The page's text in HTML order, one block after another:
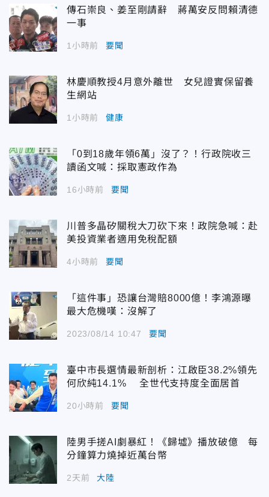
傳石崇良、姜至剛請辭 蔣萬安反問賴清德
一事
1小時前 要聞
林慶順教授4月意外離世 女兒證實保留養
生網站
1小時前 健康
「0到18歲年領6萬」沒了？！行政院收三
讀函文喊：採取憲政作為
16小時前 要聞
川普多晶矽關稅大刀砍下來！政院急喊：赴
美投資業者適用免稅配額
4小時前 要聞
「這件事」恐讓台灣賠8000億！李鴻源曝
最大危機嘆：沒解了
2023/08/14 10:47 要聞
臺中市長選情最新剖析：江啟臣38.2%領先
何欣純14.1% 全世代支持度全面居首
20小時前 要聞
陸男手搓AI劇暴紅！《歸墟》播放破億 每
分鐘算力燒掉近萬台幣
2天前 大陸